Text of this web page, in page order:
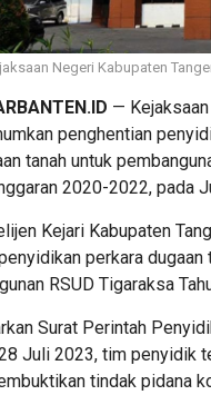
Negeri Kabupaten
—
penghentian
tanah untuk
2020-2022, pada
Kejari Kabupaten
perkara
RSUD Tigaraksa
Surat Perintah
Juli 2023, tim penyidik
tindak pidana